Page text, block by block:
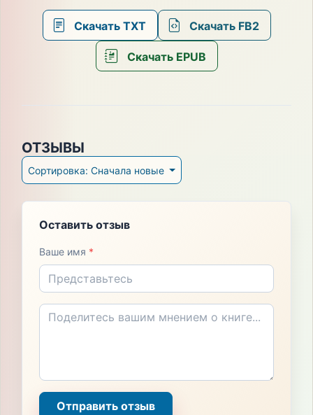
Скачать TXT Скачать FB2
Скачать EPUB
ОТЗЫВЫ
Сортировка: Сначала новые
Оставить отзыв
Ваше имя *
Отправить отзыв